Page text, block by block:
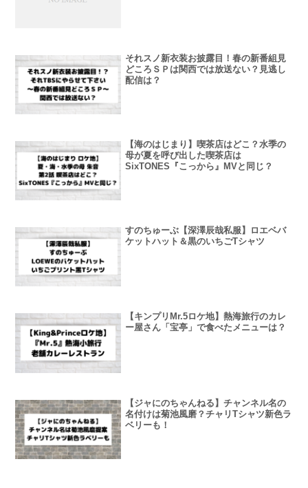
それスノ新衣装お披露目！春の新番組見
どころＳＰは関西では放送ない？見逃し
配信は？
【海のはじまり】喫茶店はどこ？水季の
母が夏を呼び出した喫茶店は
SixTONES『こっから』MVと同じ？
すのちゅーぶ【深澤辰哉私服】ロエベバ
ケットハット＆黒のいちごTシャツ
【キンプリMr.5ロケ地】熱海旅行のカレ
ー屋さん「宝亭」で食べたメニューは？
【ジャにのちゃんねる】チャンネル名の
名付けは菊池風磨？チャリTシャツ新色ラ
ベリーも！